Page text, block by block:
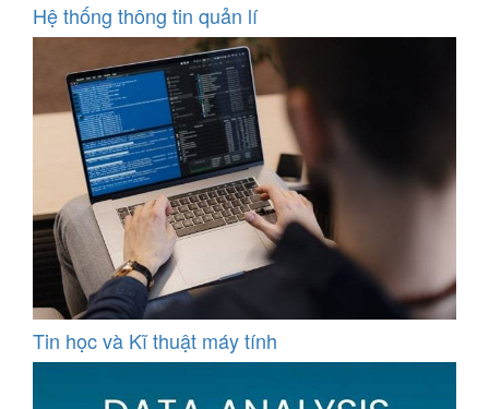
Hệ thống thông tin quản lí
Tin học và Kĩ thuật máy tính